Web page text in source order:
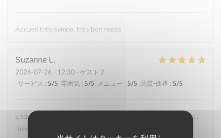
Accueil très sympa, très bon repas
Suzanne L
2026-07-26 - 12:30 - ゲスト 2
サービス : 5/5 雰囲気 : 5/5 メニュー : 5/5 品質-価格 : 5/5
Endroit tres accueillant, service efficace, personnel aimable,
rien a reprocher sur les plats.